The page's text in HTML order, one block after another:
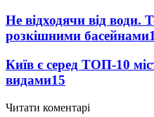
Не відходячи від води.
розкішними басейнами
Київ є серед ТОП-10
видами15
Читати коментарі